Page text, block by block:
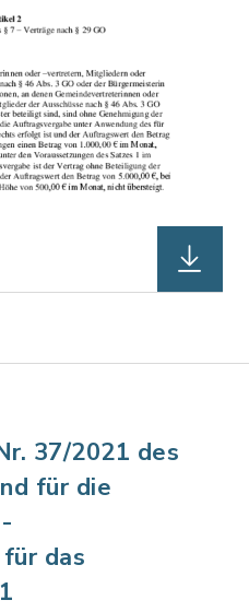
37/2021 des
für die
das